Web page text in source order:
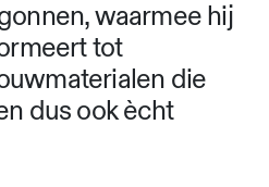
waarmee hij
tot
die
dus ook ècht